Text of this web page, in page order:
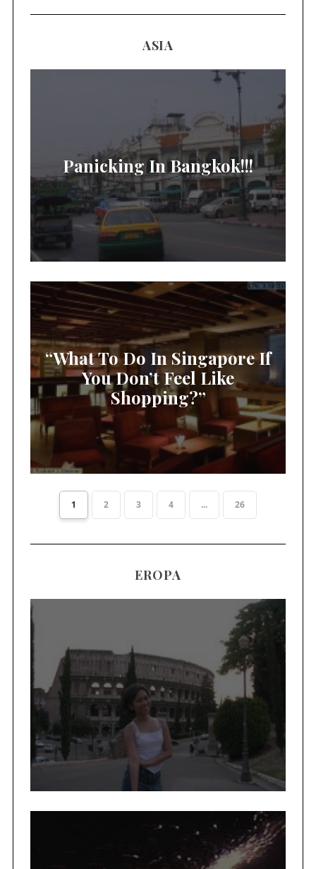
ASIA
Panicking In Bangkok!!!
“What To Do In Singapore If
You Don’t Feel Like
Shopping?”
1 2 3 4 ... 26
EROPA